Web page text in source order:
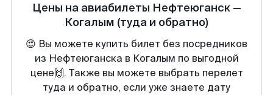
Цены на авиабилеты Нефтеюганск—
Когалым (туда и обратно)
😍 Вы можете купить билет без посредников
из Нефтеюганска в Когалым по выгодной
цене🙌. Также вы можете выбрать перелет
туда и обратно, если уже знаете дату